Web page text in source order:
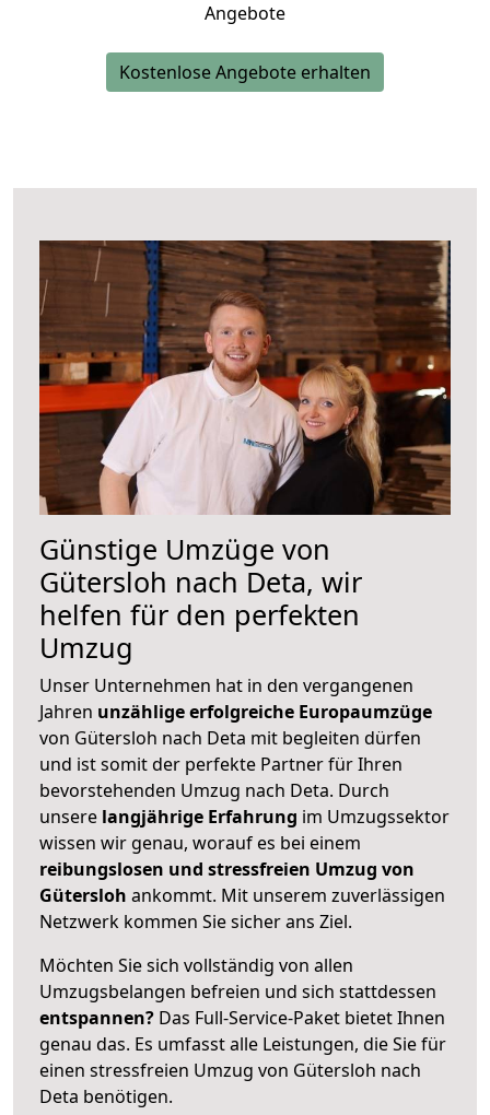
Angebote
Kostenlose Angebote erhalten
Günstige Umzüge von
Gütersloh nach Deta, wir
helfen für den perfekten
Umzug
Unser Unternehmen hat in den vergangenen
Jahren unzählige erfolgreiche Europaumzüge
von Gütersloh nach Deta mit begleiten dürfen
und ist somit der perfekte Partner für Ihren
bevorstehenden Umzug nach Deta. Durch
unsere langjährige Erfahrung im Umzugssektor
wissen wir genau, worauf es bei einem
reibungslosen und stressfreien Umzug von
Gütersloh ankommt. Mit unserem zuverlässigen
Netzwerk kommen Sie sicher ans Ziel.
Möchten Sie sich vollständig von allen
Umzugsbelangen befreien und sich stattdessen
entspannen? Das Full-Service-Paket bietet Ihnen
genau das. Es umfasst alle Leistungen, die Sie für
einen stressfreien Umzug von Gütersloh nach
Deta benötigen.